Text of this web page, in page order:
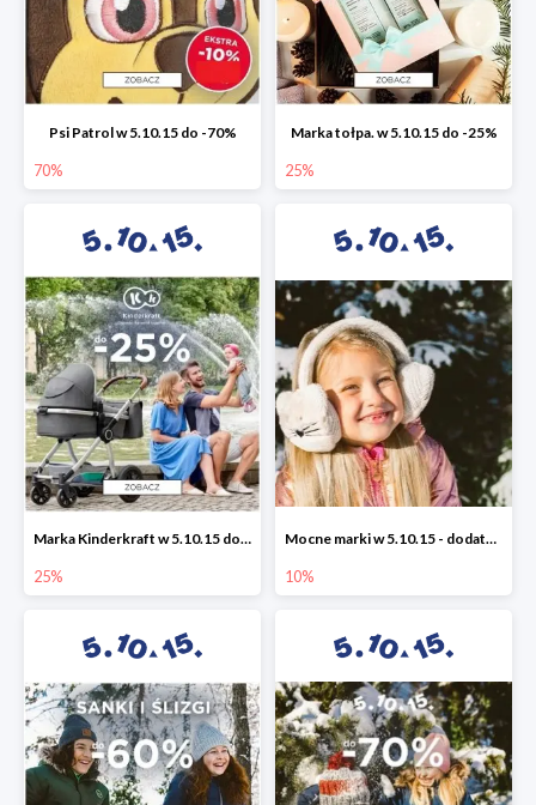
Psi Patrol w 5.10.15 do -70%
70%
Marka tołpa. w 5.10.15 do -25%
25%
Marka Kinderkraft w 5.10.15 do -25%
25%
Mocne marki w 5.10.15 - dodatkowe -10% rabatu
10%